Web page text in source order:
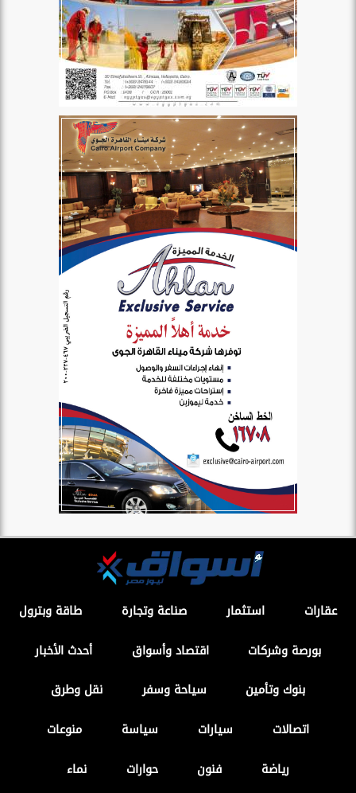
عقارات استثمار صناعة وتجارة
طاقة وبترول
بورصة وشركات
اقتصاد وأسواق
أحدث الأخبار
بنوك وتأمين
سياحة وسفر
نقل وطرق
اتصالات
سيارات سياسة
منوعات
رياضة
فنون حوارات نماء